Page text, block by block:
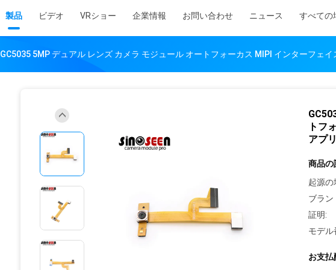
製品 ビデオ VRショー 企業情報 お問い合わせ ニュース すべての
GC5035 5MP デュアル レンズ カメラ モジュール オートフォーカス MIPI インターフェ
トフ
アプ
商品の
起源の
ブラン
証明:
モデル
お支払